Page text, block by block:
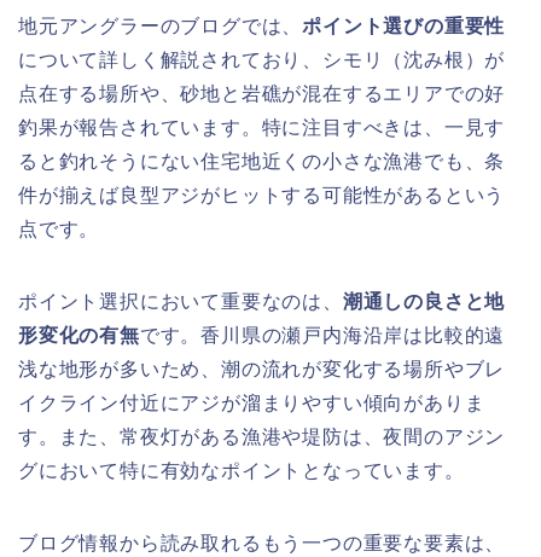
地元アングラーのブログでは、ポイント選びの重要性
について詳しく解説されており、シモリ（沈み根）が
点在する場所や、砂地と岩礁が混在するエリアでの好
釣果が報告されています。特に注目すべきは、一見す
ると釣れそうにない住宅地近くの小さな漁港でも、条
件が揃えば良型アジがヒットする可能性があるという
点です。
ポイント選択において重要なのは、 潮通しの良さと地
形変化の有無です。香川県の瀬戸内海沿岸は比較的遠
浅な地形が多いため、潮の流れが変化する場所やブレ
イクライン付近にアジが溜まりやすい傾向がありま
す。また、常夜灯がある漁港や堤防は、夜間のアジン
グにおいて特に有効なポイントとなっています。
ブログ情報から読み取れるもう一つの重要な要素は、